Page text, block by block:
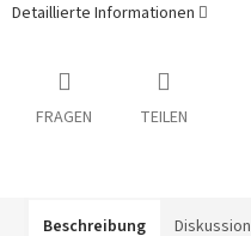
Detaillierte Informationen
FRAGEN TEILEN
Beschreibung Diskussion